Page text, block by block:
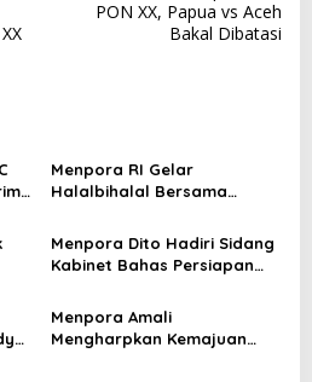
PON XX, Papua vs Aceh
Bakal Dibatasi
Menpora RI Gelar
Halalbihalal Bersama
Menpora Dito Hadiri Sidang
Kabinet Bahas Persiapan
Menpora Amali
Mengharpkan Kemajuan